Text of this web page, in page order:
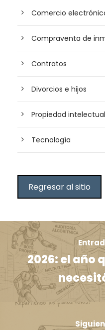
Comercio
Compraventa de
Contratos
Divorcios e hijos
Propiedad intelectual
Tecnología
Regresar al sitio
2026: el año